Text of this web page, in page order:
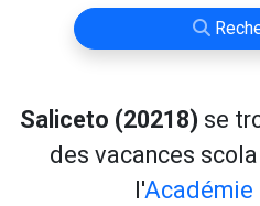
Saliceto (20218) se
des vacances
l'Académie